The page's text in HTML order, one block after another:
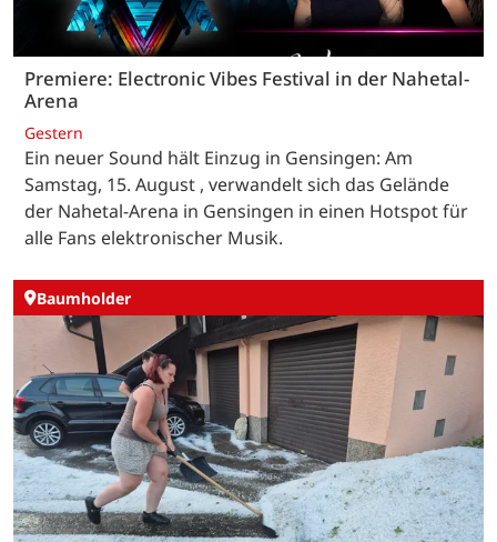
Premiere: Electronic Vibes Festival in der Nahetal-
Arena
Gestern
Ein neuer Sound hält Einzug in Gensingen: Am
Samstag, 15. August , verwandelt sich das Gelände
der Nahetal-Arena in Gensingen in einen Hotspot für
alle Fans elektronischer Musik.
Baumholder